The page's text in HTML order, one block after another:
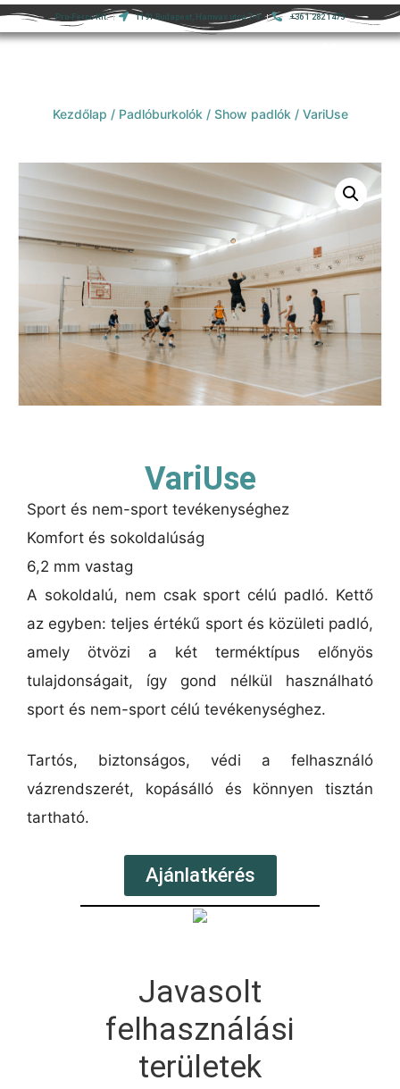
Pro-Ferco Kft. 1191 Budapest, Hamvas utca 7-9. +36 1 282 1473
Kezdőlap / Padlóburkolók / Show padlók / VariUse
VariUse
Sport és nem-sport tevékenységhez
Komfort és sokoldalúság
6,2 mm vastag
A sokoldalú, nem csak sport célú padló. Kettő
az egyben: teljes értékű sport és közületi padló,
amely ötvözi a két terméktípus előnyös
tulajdonságait, így gond nélkül használható
sport és nem-sport célú tevékenységhez.
Tartós, biztonságos, védi a felhasználó
vázrendszerét, kopásálló és könnyen tisztán
tartható.
Ajánlatkérés
Javasolt
felhasználási
területek